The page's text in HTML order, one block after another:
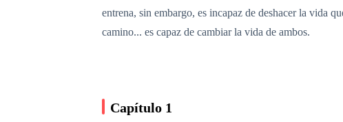
entrena, sin embargo, es incapaz de deshacer la vida
camino... es capaz de cambiar la vida de ambos.
Capítulo 1